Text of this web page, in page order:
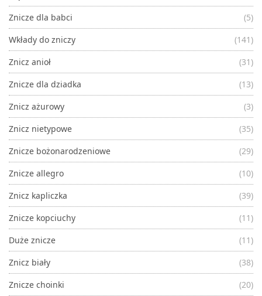
Znicze dla babci
(5)
Wkłady do zniczy
(141)
Znicz anioł
(31)
Znicze dla dziadka
(13)
Znicz ażurowy
(3)
Znicz nietypowe
(35)
Znicze bożonarodzeniowe
(29)
Znicze allegro
(10)
Znicz kapliczka
(39)
Znicze kopciuchy
(11)
Duże znicze
(11)
Znicz biały
(38)
Znicze choinki
(20)